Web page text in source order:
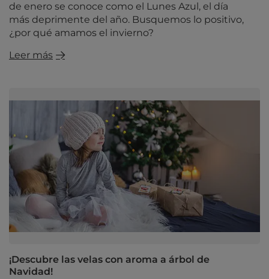
de enero se conoce como el Lunes Azul, el día
más deprimente del año. Busquemos lo positivo,
¿por qué amamos el invierno?
Leer más
¡Descubre las velas con aroma a árbol de
Navidad!